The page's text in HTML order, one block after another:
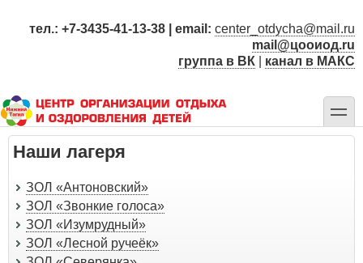
тел.: +7-3435-41-13-38 | email: center_otdycha@mail.ru
mail@цооиод.ru
группа в ВК
канал в МАКС
toggle
Наши лагеря
ЗОЛ «Антоновский»
ЗОЛ «Звонкие голоса»
ЗОЛ «Изумрудный»
ЗОЛ «Лесной ручеёк»